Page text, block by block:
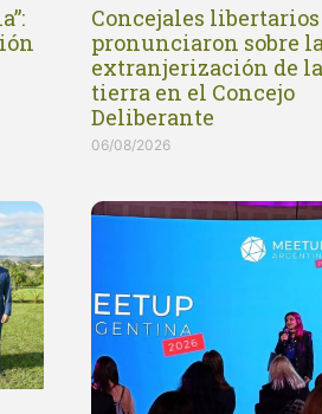
Concejales libertarios
pronunciaron sobre
extranjerización de la
tierra en el Concejo
Deliberante
06/08/2026